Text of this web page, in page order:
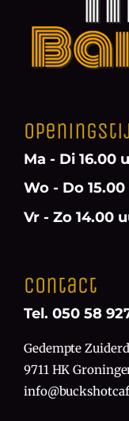
Ma - Di 16.00
Wo - Do
Vr - Zo 14.00
Contact
Tel. 050 58
Gedempte
9711 HK